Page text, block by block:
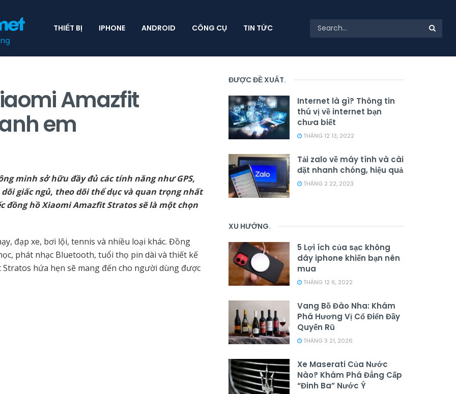
THIẾT BỊ IPHONE ANDROID CÔNG CỤ TIN TỨC
Amazfit
em
minh sở hữu đầy đủ các tính năng như GPS,
giấc ngủ, theo dõi thể dục và quan trọng nhất
đồng hồ Xiaomi Amazfit Stratos sẽ là một chọn
đạp xe, bơi lội, tennis và nhiều loại khác. Đồng
phát nhạc Bluetooth, tuổi thọ pin dài và thiết kế
Stratos hứa hẹn sẽ mang đến cho người dùng được
ĐƯỢC ĐỀ XUẤT.
Internet là gì? Thông tin
thú vị về internet bạn
chưa biết
THÁNG 12 13, 2022
Tải zalo về máy tính và cài
đặt nhanh chóng, hiệu quả
THÁNG 2 22, 2023
XU HƯỚNG.
5 Lợi ích của sạc không
dây iphone khiến bạn nên
mua
THÁNG 12 6, 2022
Vang Bồ Đào Nha: Khám
Phá Hương Vị Cổ Điển Đầy
Quyến Rũ
THÁNG 3 21, 2026
Xe Maserati Của Nước
Nào? Khám Phá Đẳng Cấp
“Đinh Ba” Nước Ý